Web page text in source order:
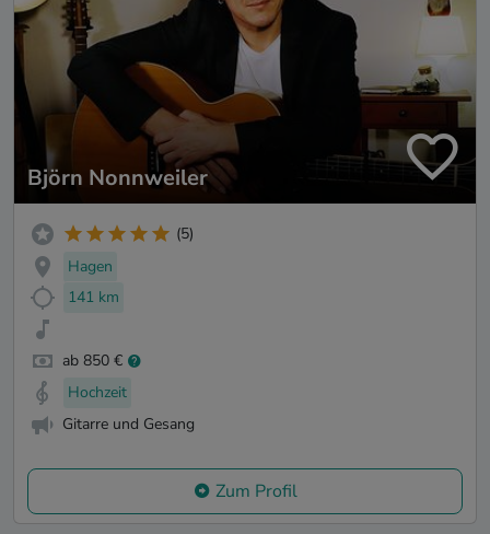
Björn Nonnweiler
(5)
Hagen
141 km
ab 850 €
Hochzeit
Gitarre und Gesang
Zum Profil